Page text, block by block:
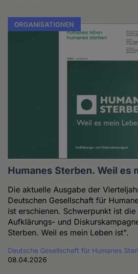
ORGANISATIONEN
Humanes Sterben. Weil es
Die aktuelle Ausgabe der
Deutschen Gesellschaft für
ist erschienen. Schwerpunkt ist die
Aufklärungs- und
Sterben. Weil es mein Leben ist".
Deutsche Gesellschaft für Humanes
08.04.2026